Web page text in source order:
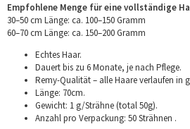
Empfohlene Menge für eine vollständige
30–50 cm Länge: ca. 100–150 Gramm
60–70 cm Länge: ca. 150–200 Gramm
Echtes Haar.
Dauert bis zu 6 Monate, je nach Pflege.
Remy-Qualität – alle Haare verlaufen in
Länge: 70cm.
Gewicht: 1 g/Strähne (total 50g).
Anzahl pro Verpackung: 50 Strähnen .